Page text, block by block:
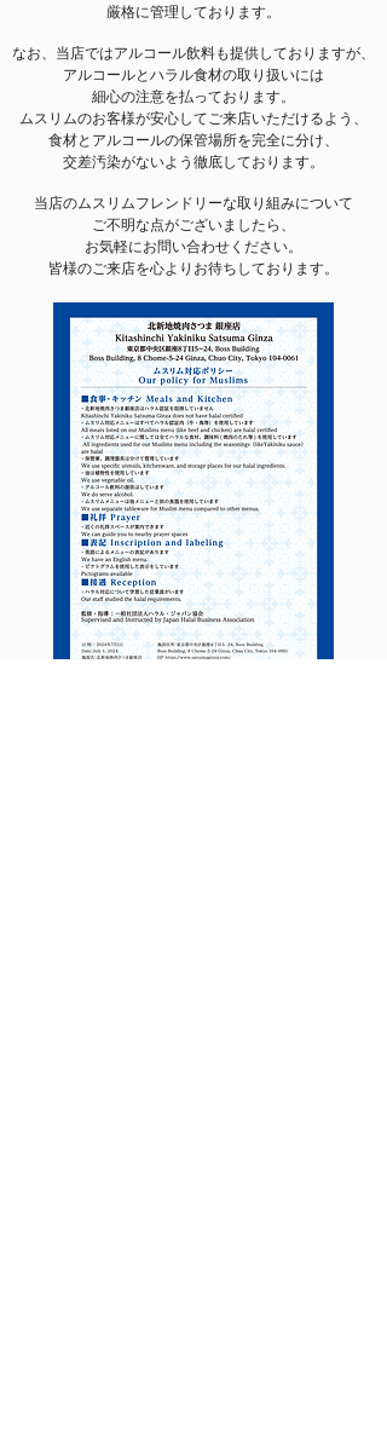
厳格に管理しております。
なお、当店ではアルコール飲料も提供しておりますが、
アルコールとハラル食材の取り扱いには
細心の注意を払っております。
ムスリムのお客様が安心してご来店いただけるよう、
食材とアルコールの保管場所を完全に分け、
交差汚染がないよう徹底しております。
当店のムスリムフレンドリーな取り組みについて
ご不明な点がございましたら、
お気軽にお問い合わせください。
皆様のご来店を心よりお待ちしております。